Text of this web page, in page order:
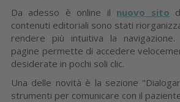
Da adesso è online il nuovo sito
contenuti editoriali sono stati
rendere più intuitiva la
pagine permette di accedere
desiderate in pochi soli clic.
Una delle novità è la sezione
strumenti per comunicare con il